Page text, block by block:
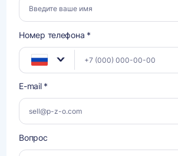
Номер телефона *
E-mail *
Вопрос